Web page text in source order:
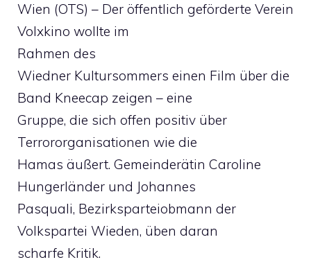
Wien (OTS) – Der öffentlich geförderte Verein
Volxkino wollte im
Rahmen des
Wiedner Kultursommers einen Film über die
Band Kneecap zeigen – eine
Gruppe, die sich offen positiv über
Terrororganisationen wie die
Hamas äußert. Gemeinderätin Caroline
Hungerländer und Johannes
Pasquali, Bezirksparteiobmann der
Volkspartei Wieden, üben daran
scharfe Kritik.